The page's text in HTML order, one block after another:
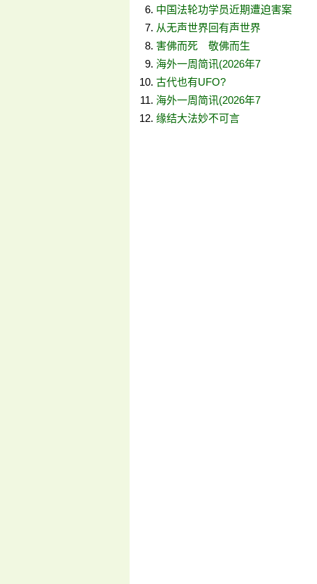
中国法轮功学员近期遭迫害案
从无声世界回有声世界
害佛而死 敬佛而生
海外一周简讯(2026年7
古代也有UFO?
海外一周简讯(2026年7
缘结大法妙不可言